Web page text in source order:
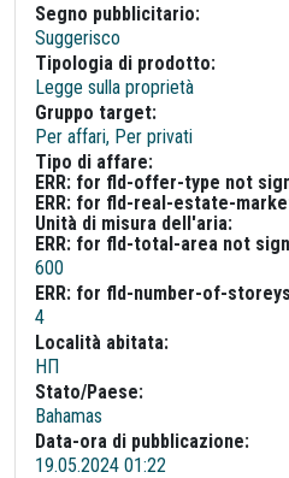
Segno pubblicitario:
Suggerisco
Tipologia di prodotto:
Legge sulla proprietà
Gruppo target:
Per affari, Per privati
Tipo di affare:
ERR: for fld-offer-type not
ERR: for fld-real-estate-
Unità di misura dell'aria:
ERR: for fld-total-area not
600
ERR: for fld-number-of-
4
Località abitata:
НП
Stato/Paese:
Bahamas
Data-ora di pubblicazione:
19.05.2024 01:22